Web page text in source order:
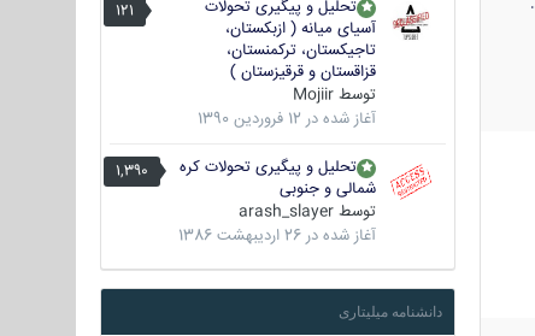
121
تحلیل و پیگیری تحولات
آسیای میانه ( ازبکستان،
تاجیکستان، ترکمنستان،
قزاقستان و قرقیزستان )
توسط Mojiir
آغاز شده در 12 فروردین 1390
1,390
تحلیل و پیگیری تحولات کره
شمالی و جنوبی
توسط arash_slayer
آغاز شده در 26 اردیبهشت 1386
دانشنامه میلیتاری